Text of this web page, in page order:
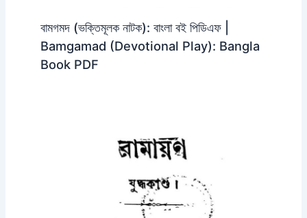
বামগমদ (ভক্তিমূলক নাটক): বাংলা বই পিডিএফ |
Bamgamad (Devotional Play): Bangla
Book PDF